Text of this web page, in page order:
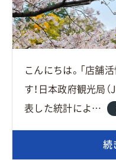
こんにちは。「店舗
す！日本政府観光局
表した統計によ…
続